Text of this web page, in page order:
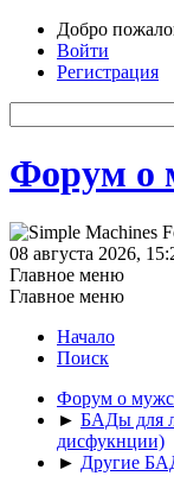
Добро
Войти
Регистрация
Форум о
08 августа 2026,
Главное меню
Главное меню
Начало
Поиск
Форум о
► БАДы для
дисфукнции)
► Другие